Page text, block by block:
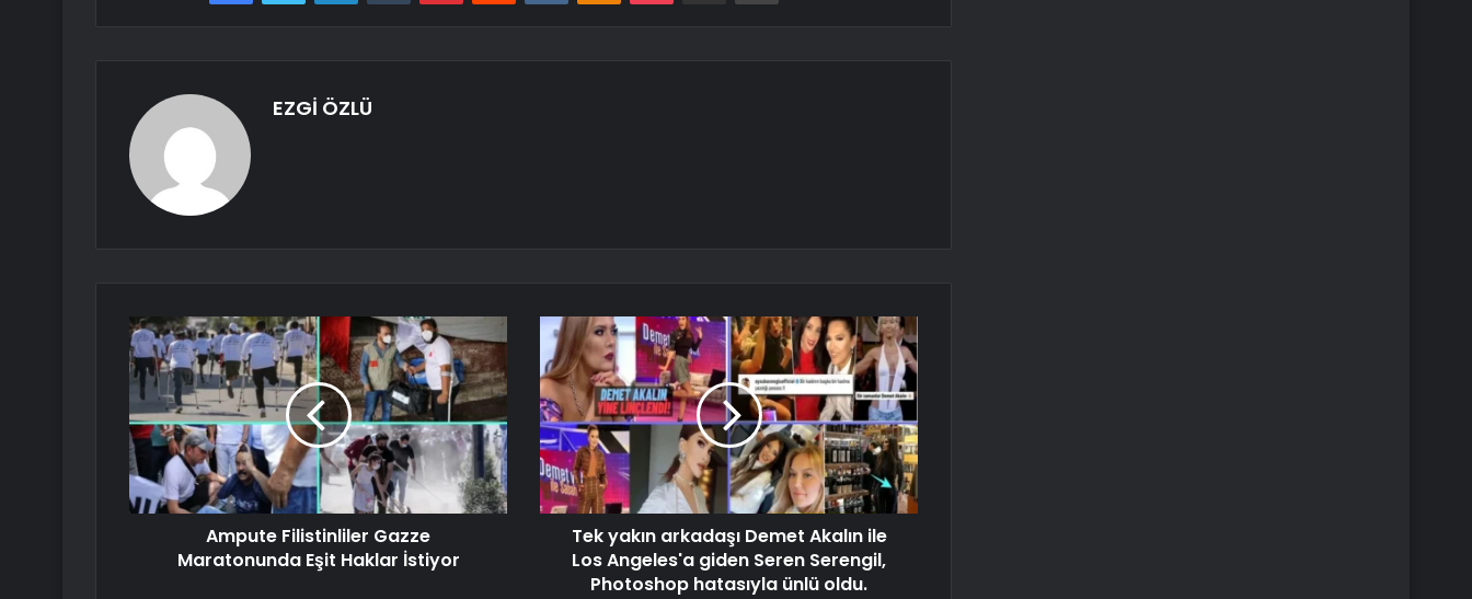
EZGİ ÖZLÜ
Ampute Filistinliler Gazze
Maratonunda Eşit Haklar İstiyor
Tek yakın arkadaşı Demet Akalın ile
Los Angeles'a giden Seren Serengil,
Photoshop hatasıyla ünlü oldu.